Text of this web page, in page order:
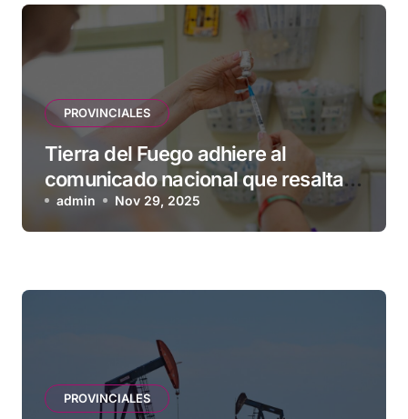
PROVINCIALES
Tierra del Fuego adhiere al
comunicado nacional que resalta
la seguridad y eficacia de las
vacunas
admin Nov 29, 2025
PROVINCIALES